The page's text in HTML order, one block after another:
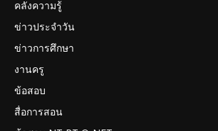
คลังความรู้
ข่าวประจำวัน
ข่าวการศึกษา
งานครู
ข้อสอบ
สื่อการสอน